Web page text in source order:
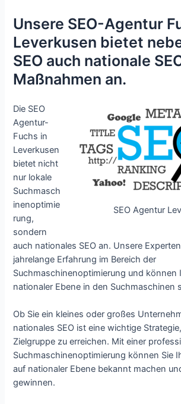
Unsere SEO-Agentur
Leverkusen bietet
SEO auch nationale
Maßnahmen an.
SEO Agentur
Die SEO
Agentur-
Fuchs in
Leverkusen
bietet nicht
nur lokale
Suchmasch
inenoptimie
rung,
sondern
auch nationales SEO an. Unsere
jahrelange Erfahrung im Bereich der
Suchmaschinenoptimierung und können
nationaler Ebene in den Suchmaschinen
Ob Sie ein kleines oder großes
nationales SEO ist eine wichtige
Zielgruppe zu erreichen. Mit einer
Suchmaschinenoptimierung können Sie
auf nationaler Ebene bekannt machen
gewinnen.